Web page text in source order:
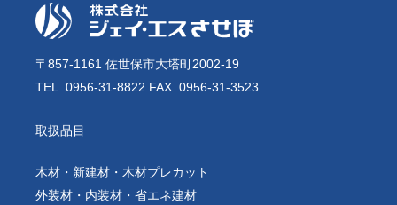
〒857-1161 佐世保市大塔町2002-19
TEL. 0956-31-8822 FAX. 0956-31-3523
取扱品目
木材・新建材・木材プレカット
外装材・内装材・省エネ建材